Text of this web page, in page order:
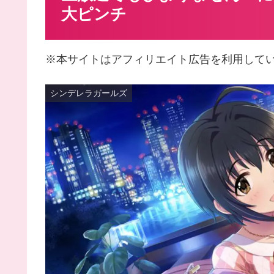
大ピンチ
※本サイトはアフィリエイト広告を利用して
シンデレラガールズ